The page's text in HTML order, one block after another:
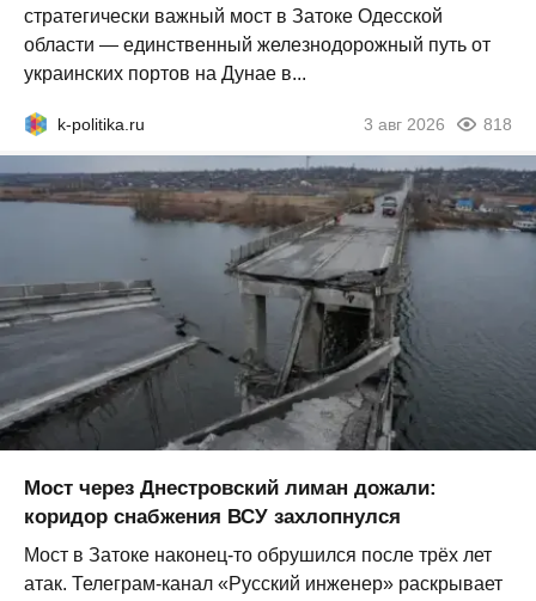
стратегически важный мост в Затоке Одесской
области — единственный железнодорожный путь от
украинских портов на Дунае в...
k-politika.ru 3 авг 2026 818
Мост через Днестровский лиман дожали:
коридор снабжения ВСУ захлопнулся
Мост в Затоке наконец-то обрушился после трёх лет
атак. Телеграм-канал «Русский инженер» раскрывает